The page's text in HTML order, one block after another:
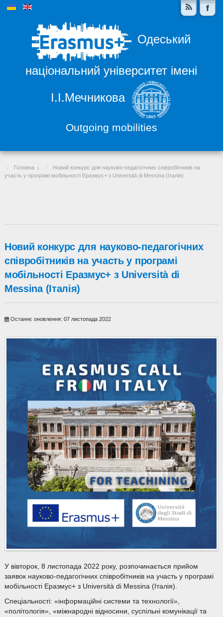
Одеський
національний університет імені
І.І.Мечникова
Outgoing mobilities
Головна
Новий конкурс для науково-педагогічних співробітників на
участь у програмі мобільності Еразмус+ з Università di Messina (Італія)
Новий конкурс для науково-педагогічних
співробітників на участь у програмі
мобільності Еразмус+ з Università di
Messina (Італія)
Останнє оновлення: 07 листопада 2022
У вівторок, 8 листопада 2022 року, розпочинається прийом
заявок науково-педагогічних співробітників на участь у програмі
мобільності Еразмус+ з Università di Messina (Італія).
Спеціальності: «інформаційні системи та технології»,
«політологія», «міжнародні відносини, суспільні комунікації та